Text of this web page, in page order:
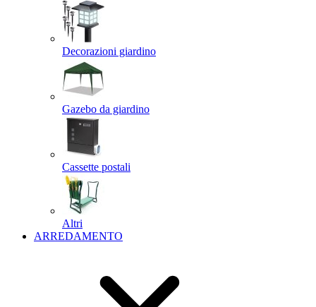
Decorazioni giardino
Gazebo da giardino
Cassette postali
Altri
ARREDAMENTO